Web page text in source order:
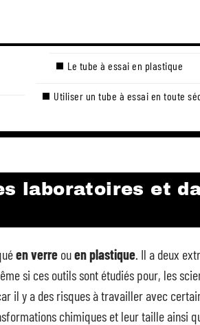
Le tube à essai en plastique
Utiliser un tube à essai en toute
laboratoires et
en verre ouen plastique. Il a deux
si ces outils sont étudiés pour, les
il y a des risques à travailler avec
chimiques et leur taille ainsi